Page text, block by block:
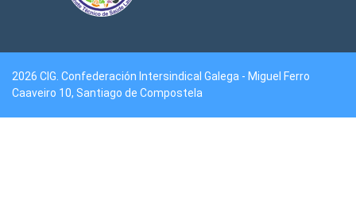
2026 CIG. Confederación Intersindical Galega - Miguel Ferro
Caaveiro 10, Santiago de Compostela